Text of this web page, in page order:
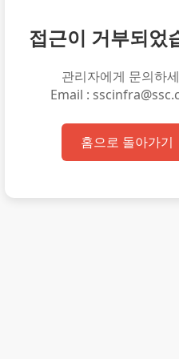
접근이 거부되었
관리자에게 문의하
Email :
홈으로 돌아가기